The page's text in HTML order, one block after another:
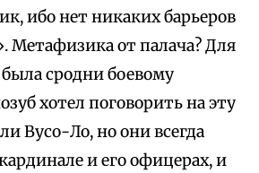
ибо нет никаких барьеров
от палача? Для
сродни боевому
хотел поговорить на эту
Вусо-Ло, но они всегда
и его офицерах, и